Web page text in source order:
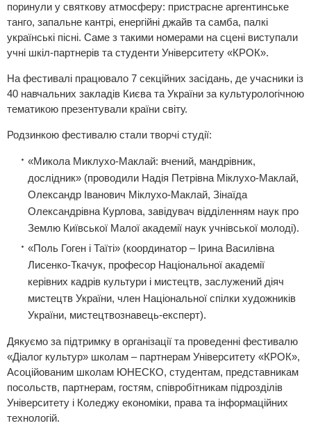
поринули у святкову атмосферу: пристрасне аргентинське
танго, запальне кантрі, енергійні джайв та самба, палкі
українські пісні. Саме з такими номерами на сцені виступали
учні шкіл-партнерів та студенти Університету «КРОК».
На фестивалі працювало 7 секційних засідань, де учасники із
40 навчальних закладів Києва та України за культурологічною
тематикою презентували країни світу.
Родзинкою фестивалю стали творчі студії:
«Микола Миклухо-Маклай: вчений, мандрівник,
дослідник» (проводили Надія Петрівна Міклухо-Маклай,
Олександр Іванович Міклухо-Маклай, Зінаїда
Олександрівна Курлова, завідувач відділенням наук про
Землю Київської Малої академії наук учнівської молоді).
«Поль Гоген і Таїті» (координатор – Ірина Василівна
Лисенко-Ткачук, професор Національної академії
керівних кадрів культури і мистецтв, заслужений діяч
мистецтв України, член Національної спілки художників
України, мистецтвознавець-експерт).
Дякуємо за підтримку в організації та проведенні фестивалю
«Діалог культур» школам – партнерам Університету «КРОК»,
Асоційованим школам ЮНЕСКО, студентам, представникам
посольств, партнерам, гостям, співробітникам підрозділів
Університету і Коледжу економіки, права та інформаційних
технологій.